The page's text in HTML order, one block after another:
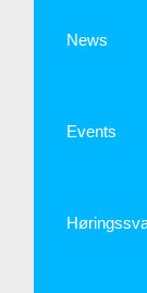
News
Events